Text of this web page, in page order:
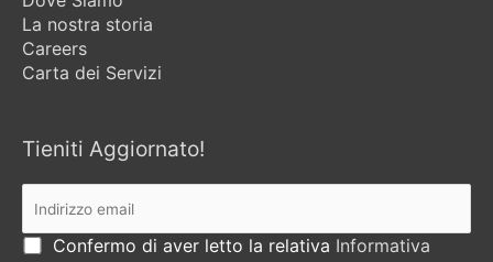
La nostra storia
Careers
Carta dei Servizi
Tieniti Aggiornato!
Confermo di aver letto la relativa Informativa